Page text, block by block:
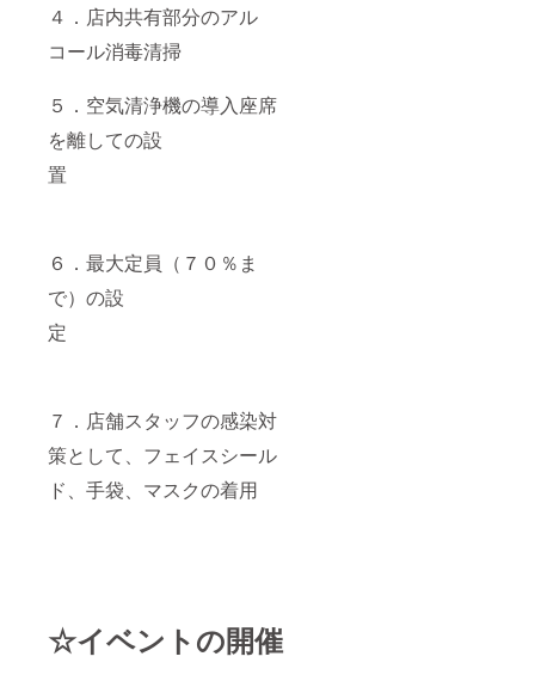
４．店内共有部分のアル
コール消毒清掃
５．空気清浄機の導入座席
を離しての設
置
６．最大定員（７０％ま
で）の設
定
７．店舗スタッフの感染対
策として、フェイスシール
ド、手袋、マスクの着用
☆イベントの開催